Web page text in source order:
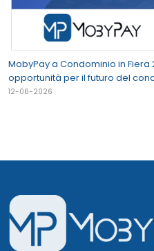
MobyPay a Condominio in
opportunità per il futuro del
12-06-2026